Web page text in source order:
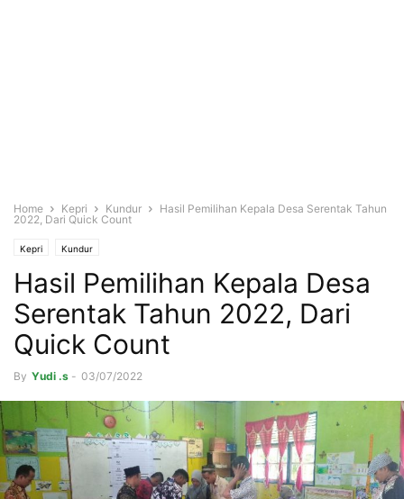
Home Kepri Kundur
Hasil Pemilihan Kepala Desa Serentak Tahun
2022, Dari Quick Count
Kepri Kundur
Hasil Pemilihan Kepala Desa
Serentak Tahun 2022, Dari
Quick Count
By Yudi .s - 03/07/2022